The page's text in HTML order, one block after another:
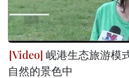
岘港生态旅游模
自然的景色中